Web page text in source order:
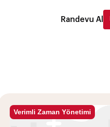
Randevu Al
Verimli Zaman Yönetimi